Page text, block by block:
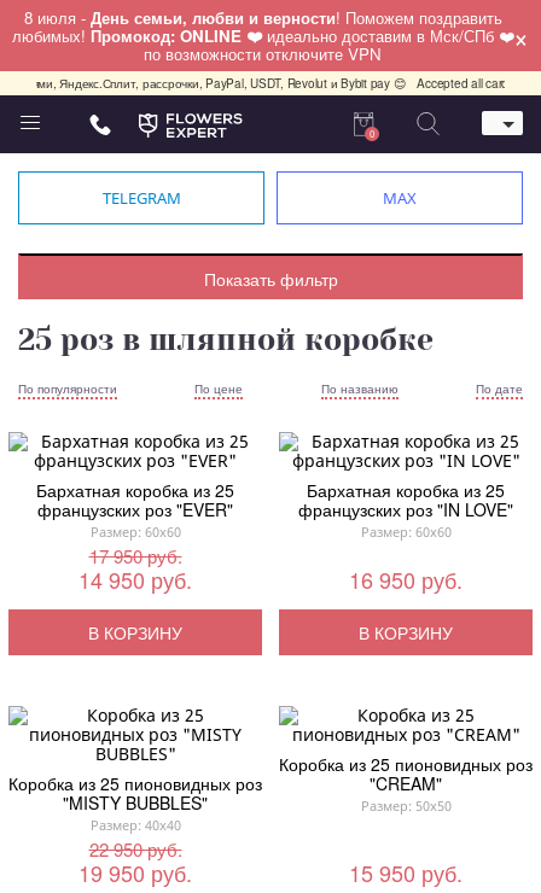
8 июля - День семьи, любви и верности! Поможем поздравить
любимых! Промокод: ONLINE ❤️ идеально доставим в Мск/СПб ❤️
по возможности отключите VPN ×
Яндекс.Сплит, рассрочки, PayPal, USDT, Revolut и Bybit pay 😊 Accepted all cards,
Телефон
+7 (495) 982-55-05
Москва, Бауманская 20 стр 7
работаем круглосуточно
0
TELEGRAM MAX
Показать фильтр
25 роз в шляпной коробке
По популярности По цене По названию По дате
Бархатная коробка из 25
французских роз "EVER"
Размер: 60x60
17 950 руб.
14 950 руб.
В КОРЗИНУ
Бархатная коробка из 25
французских роз "IN LOVE"
Размер: 60x60
16 950 руб.
В КОРЗИНУ
Коробка из 25 пионовидных роз
"MISTY BUBBLES"
Размер: 40x40
22 950 руб.
19 950 руб.
Коробка из 25 пионовидных роз
"CREAM"
Размер: 50x50
15 950 руб.